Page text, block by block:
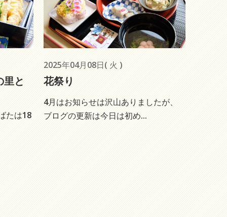
里と
たは18
2025年04月08日( 火 )
花祭り
4月はお知らせは沢山ありましたが、
ブログの更新は今日は初め...